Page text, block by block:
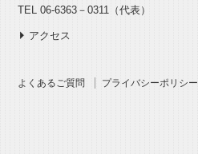
TEL 06-6363－0311（代表）
アクセス
よくあるご質問 プライバシーポリシー